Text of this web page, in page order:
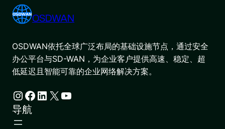
OSDWAN
OSDWAN依托全球广泛布局的基础设施节点，通过安全
办公平台与SD-WAN，为企业客户提供高速、稳定、超
低延迟且智能可靠的企业网络解决方案。
Instagram Facebook LinkedIn X YouTube
导航